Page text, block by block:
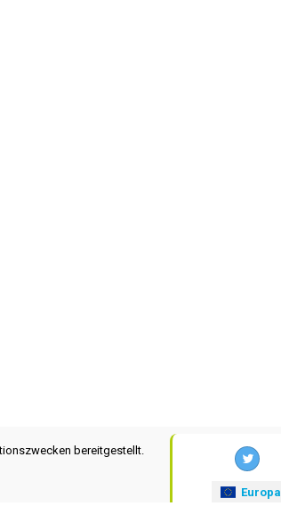
bereitgestellt.
Europa